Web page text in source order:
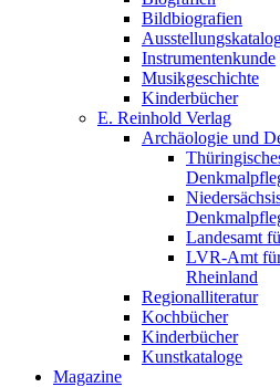
Bildbiografien
Instrumentenkunde
Musikgeschichte
Kinderbücher
E. Reinhold Verlag
Archäologie und
Landesamt
LVR-Amt
Rheinland
Regionalliteratur
Kochbücher
Kinderbücher
Kunstkataloge
Magazine